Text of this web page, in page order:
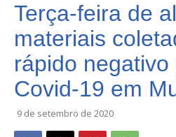
Terça-feira de
materiais
rápido negativo
Covid-19 em
9 de setembro de 2020